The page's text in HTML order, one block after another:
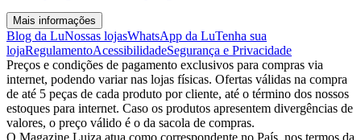
Mais informações
Blog da LuNossas lojasWhatsApp da LuTenha sua
lojaRegulamentoAcessibilidadeSegurança e Privacidade
Preços e condições de pagamento exclusivos para compras via
internet, podendo variar nas lojas físicas. Ofertas válidas na compra
de até 5 peças de cada produto por cliente, até o término dos nossos
estoques para internet. Caso os produtos apresentem divergências de
valores, o preço válido é o da sacola de compras.